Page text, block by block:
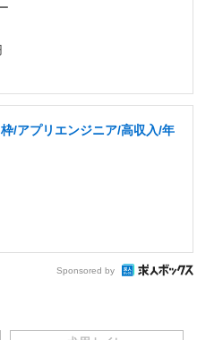
/アプリエンジニア/高収入/年
Sponsored by